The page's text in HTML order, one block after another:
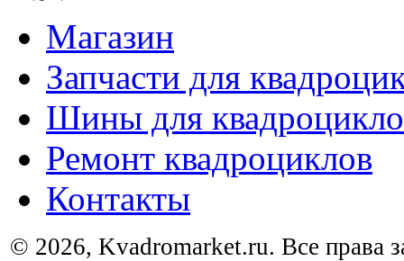
Магазин
Запчасти для
Шины для
Ремонт квадроциклов
Контакты
© 2026, Kvadromarket.ru. Все права